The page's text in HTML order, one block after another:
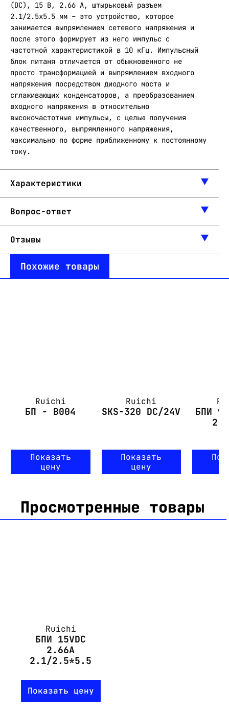
(DC), 15 В, 2.66 A, штырьковый разъем
2.1/2.5х5.5 мм – это устройство, которое
занимается выпрямлением сетевого напряжения и
после этого формирует из него импульс с
частотной характеристикой в 10 кГц. Импульсный
блок питаня отличается от обыкновенного не
просто трансформацией и выпрямлением входного
напряжения посредством диодного моста и
сглаживающих конденсаторов, а преобразованием
входного напряжения в относительно
высокочастотные импульсы, с целью получения
качественного, выпрямленного напряжения,
максимально по форме приближенному к постоянному
току.
Характеристики
Вопрос-ответ
Отзывы
Похожие товары
Ruichi
БП - B004
Показать
цену
Ruichi
SKS-320 DC/24V
Показать
цену
БПИ
Просмотренные товары
Ruichi
БПИ 15VDC
2.66A
2.1/2.5*5.5
Показать цену